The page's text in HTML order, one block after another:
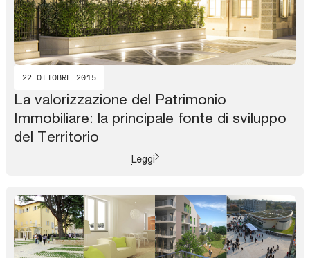
22 OTTOBRE 2015
La valorizzazione del Patrimonio
Immobiliare: la principale fonte di sviluppo
del Territorio
Leggi